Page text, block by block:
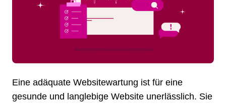
Eine adäquate Websitewartung ist für eine
gesunde und langlebige Website unerlässlich. Sie